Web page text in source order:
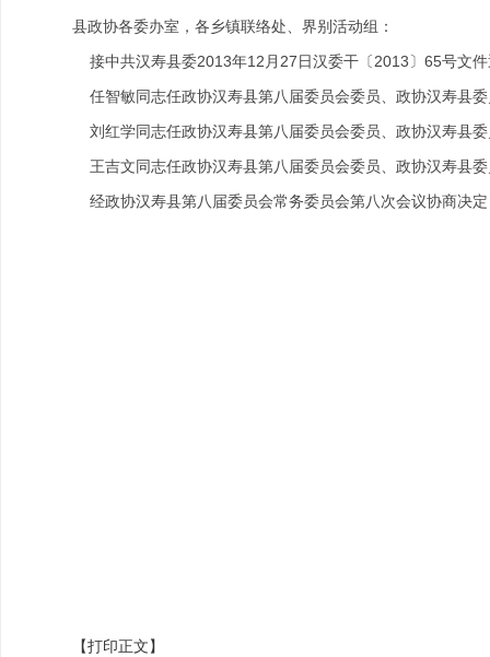
县政协各委办室，各乡镇联络处、界别活动组：
接中共汉寿县委2013年12月27日汉委干〔2013〕65号文
任智敏同志任政协汉寿县第八届委员会委员、政协汉寿县
刘红学同志任政协汉寿县第八届委员会委员、政协汉寿县
王吉文同志任政协汉寿县第八届委员会委员、政协汉寿县
经政协汉寿县第八届委员会常务委员会第八次会议协商决
【打印正文】